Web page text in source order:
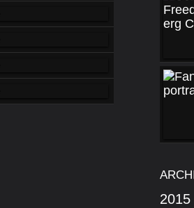
2015